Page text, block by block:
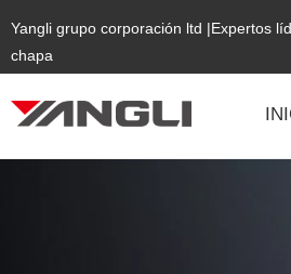
Yangli grupo corporación ltd |Expertos
chapa